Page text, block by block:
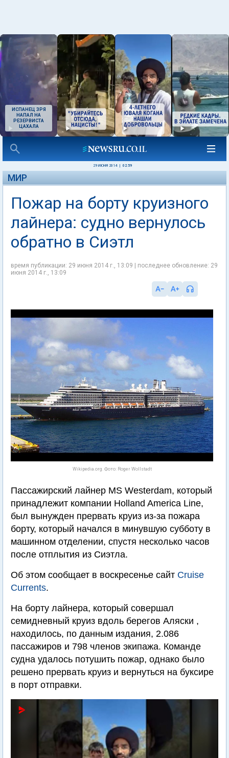
ИСПАНЕЦ ЗРЯ
НАПАЛ НА
РЕЗЕРВИСТА
ЦАХАЛА
29 ИЮНЯ 2014 02:59
МИР
Пожар на борту круизного
лайнера: судно вернулось
обратно в Сиэтл
время публикации: 29 июня 2014 г., 13:09 | последнее обновление: 29
июня 2014 г., 13:09
Wikipedia.org. Фото: Roger Wollstadt
Пассажирский лайнер MS Westerdam, который
принадлежит компании Holland America Line,
был вынужден прервать круиз из-за пожара
борту, который начался в минувшую субботу в
машинном отделении, спустя несколько часов
после отплытия из Сиэтла.
Об этом сообщает в воскресенье сайт Сruise
Сurrents.
На борту лайнера, который совершал
семидневный круиз вдоль берегов Аляски ,
находилось, по данным издания, 2.086
пассажиров и 798 членов экипажа. Команде
судна удалось потушить пожар, однако было
решено прервать круиз и вернуться на буксире
в порт отправки.